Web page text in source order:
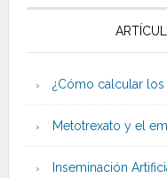
¿Cómo calcular
Metotrexato y el
Inseminación